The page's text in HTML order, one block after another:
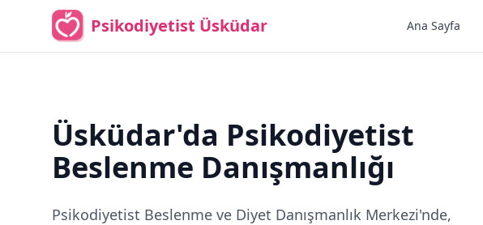
Psikodiyetist Üsküdar Ana Sayfa
Üsküdar'da Psikodiyetist
Beslenme Danışmanlığı
Psikodiyetist Beslenme ve Diyet Danışmanlık Merkezi'nde,